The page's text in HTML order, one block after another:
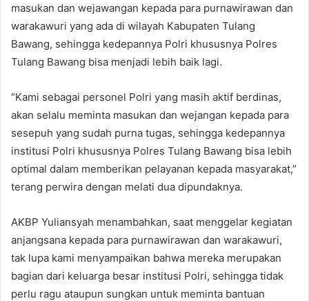
masukan dan wejawangan kepada para purnawirawan dan
warakawuri yang ada di wilayah Kabupaten Tulang
Bawang, sehingga kedepannya Polri khususnya Polres
Tulang Bawang bisa menjadi lebih baik lagi.
“Kami sebagai personel Polri yang masih aktif berdinas,
akan selalu meminta masukan dan wejangan kepada para
sesepuh yang sudah purna tugas, sehingga kedepannya
institusi Polri khususnya Polres Tulang Bawang bisa lebih
optimal dalam memberikan pelayanan kepada masyarakat,”
terang perwira dengan melati dua dipundaknya.
AKBP Yuliansyah menambahkan, saat menggelar kegiatan
anjangsana kepada para purnawirawan dan warakawuri,
tak lupa kami menyampaikan bahwa mereka merupakan
bagian dari keluarga besar institusi Polri, sehingga tidak
perlu ragu ataupun sungkan untuk meminta bantuan